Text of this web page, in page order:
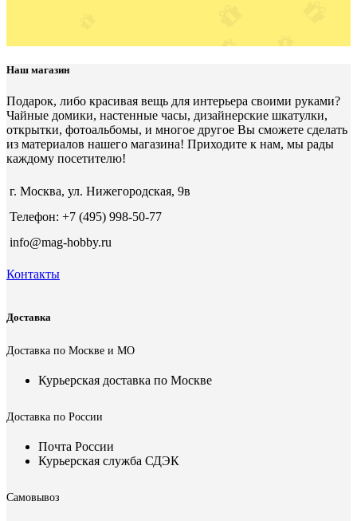
Наш магазин
Подарок, либо красивая вещь для интерьера своими руками?
Чайные домики, настенные часы, дизайнерские шкатулки,
открытки, фотоальбомы, и многое другое Вы сможете сделать
из материалов нашего магазина! Приходите к нам, мы рады
каждому посетителю!
г. Москва, ул. Нижегородская, 9в
Телефон: +7 (495) 998-50-77
info@mag-hobby.ru
Контакты
Доставка
Доставка по Москве и МО
Курьерская доставка по Москве
Доставка по России
Почта России
Курьерская служба СДЭК
Самовывоз